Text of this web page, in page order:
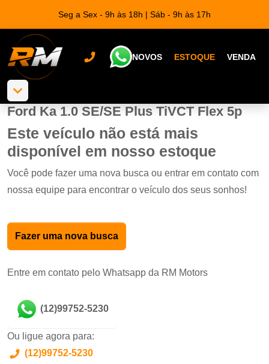
Seg a Sex - 9h às 18h | Sáb - 9h às 17h
NOVOS ESTOQUE VENDA
Ford Ka 1.0 SE/SE Plus TiVCT Flex 5p
Este veículo não está mais
disponível em nosso estoque
Você pode fazer uma nova busca ou entrar em contato com
nossa equipe para encontrar o veículo dos seus sonhos!
Fazer uma nova busca
Entre em contato pelo Whatsapp da RM Motors
(12)99752-5230
Ou ligue agora para:
(12)99752-5230